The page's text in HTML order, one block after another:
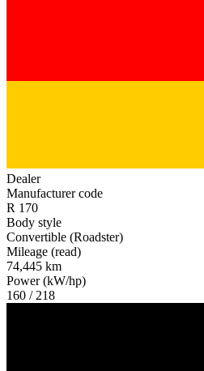
Dealer
Manufacturer code
R 170
Body style
Convertible (Roadster)
Mileage (read)
74,445 km
Power (kW/hp)
160 / 218